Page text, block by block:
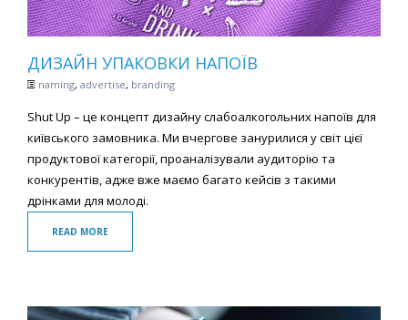
ДИЗАЙН УПАКОВКИ НАПОЇВ
naming, advertise, branding
Shut Up – це концепт дизайну слабоалкогольних напоїв для
київського замовника. Ми вчергове занурилися у світ цієї
продуктової категорії, проаналізували аудиторію та
конкурентів, адже вже маємо багато кейсів з такими
дрінками для молоді.
READ MORE